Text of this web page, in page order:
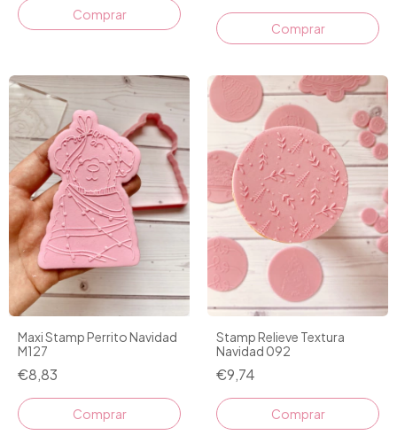
Comprar
Comprar
Maxi Stamp Perrito Navidad
M127
€8,83
Comprar
Stamp Relieve Textura
Navidad 092
€9,74
Comprar